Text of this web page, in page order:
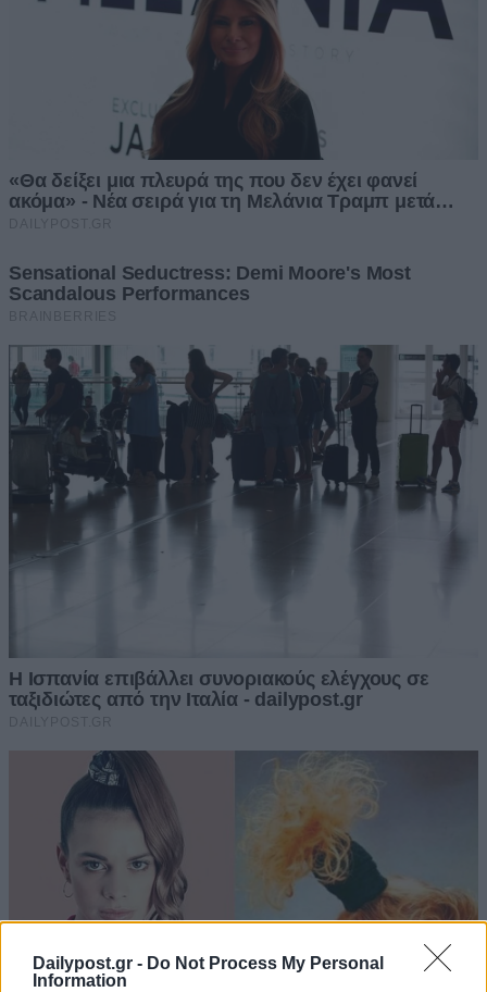
Dailypost.gr - Do Not Process My Personal
Information